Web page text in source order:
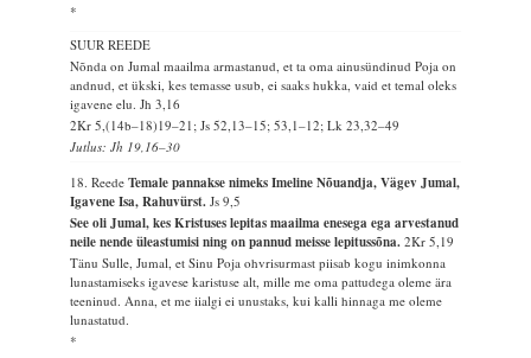
*
SUUR REEDE
Nõnda on Jumal maailma armastanud, et ta oma ainusündinud Poja on
andnud, et ükski, kes temasse usub, ei saaks hukka, vaid et temal oleks
igavene elu.Jh 3,16
2Kr 5,(14b–18)19–21; Js 52,13–15; 53,1–12; Lk 23,32–49
Jutlus: Jh 19,16–30
18. ReedeTemale pannakse nimeks Imeline Nõuandja, Vägev Jumal,
Igavene Isa, Rahuvürst.Js 9,5
See oli Jumal, kes Kristuses lepitas maailma enesega ega arvestanud
neile nende üleastumisi ning on pannud meisse lepitussõna.2Kr 5,19
Tänu Sulle, Jumal, et Sinu Poja ohvrisurmast piisab kogu inimkonna
lunastamiseks igavese karistuse alt, mille me oma pattudega oleme ära
teeninud. Anna, et me iialgi ei unustaks, kui kalli hinnaga me oleme
lunastatud.
*